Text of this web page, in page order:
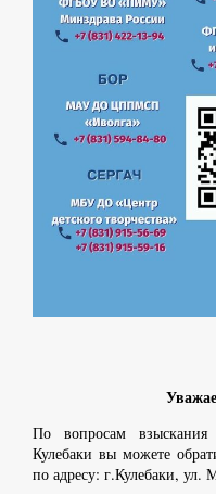
По вопросам
Кулебаки вы можете
по адресу: г.Кулебаки, ул.